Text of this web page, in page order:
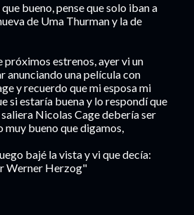
que bueno, pense que solo iban a
de Uma Thurman y la de
próximos estrenos, ayer vi un
anunciando una película con
y recuerdo que mi esposa mi
si estaría buena y lo respondí que
Nicolas Cage debería ser
muy bueno que digamos,
bajé la vista y vi que decía:
Werner Herzog"